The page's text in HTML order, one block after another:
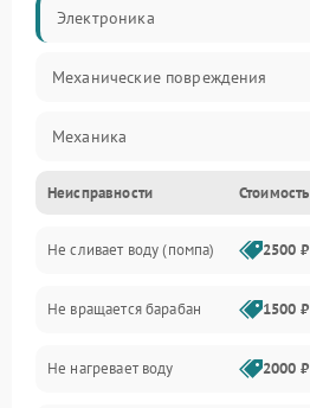
Электроника
Механические повреждения
Механика
Электропитание
Водоснабжение
Слив
Программное обеспечение
Неисправности Стоимость
Не сливает воду (помпа) 2500 ₽
Не вращается барабан 1500 ₽
Не нагревает воду 2000 ₽